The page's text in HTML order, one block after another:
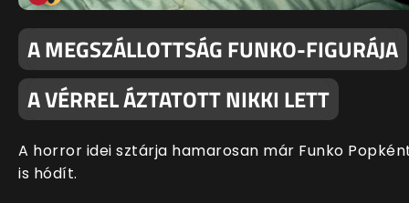
A MEGSZÁLLOTTSÁG FUNKO-FIGURÁJA
A VÉRREL ÁZTATOTT NIKKI LETT
A horror idei sztárja hamarosan már Funko
is hódít.